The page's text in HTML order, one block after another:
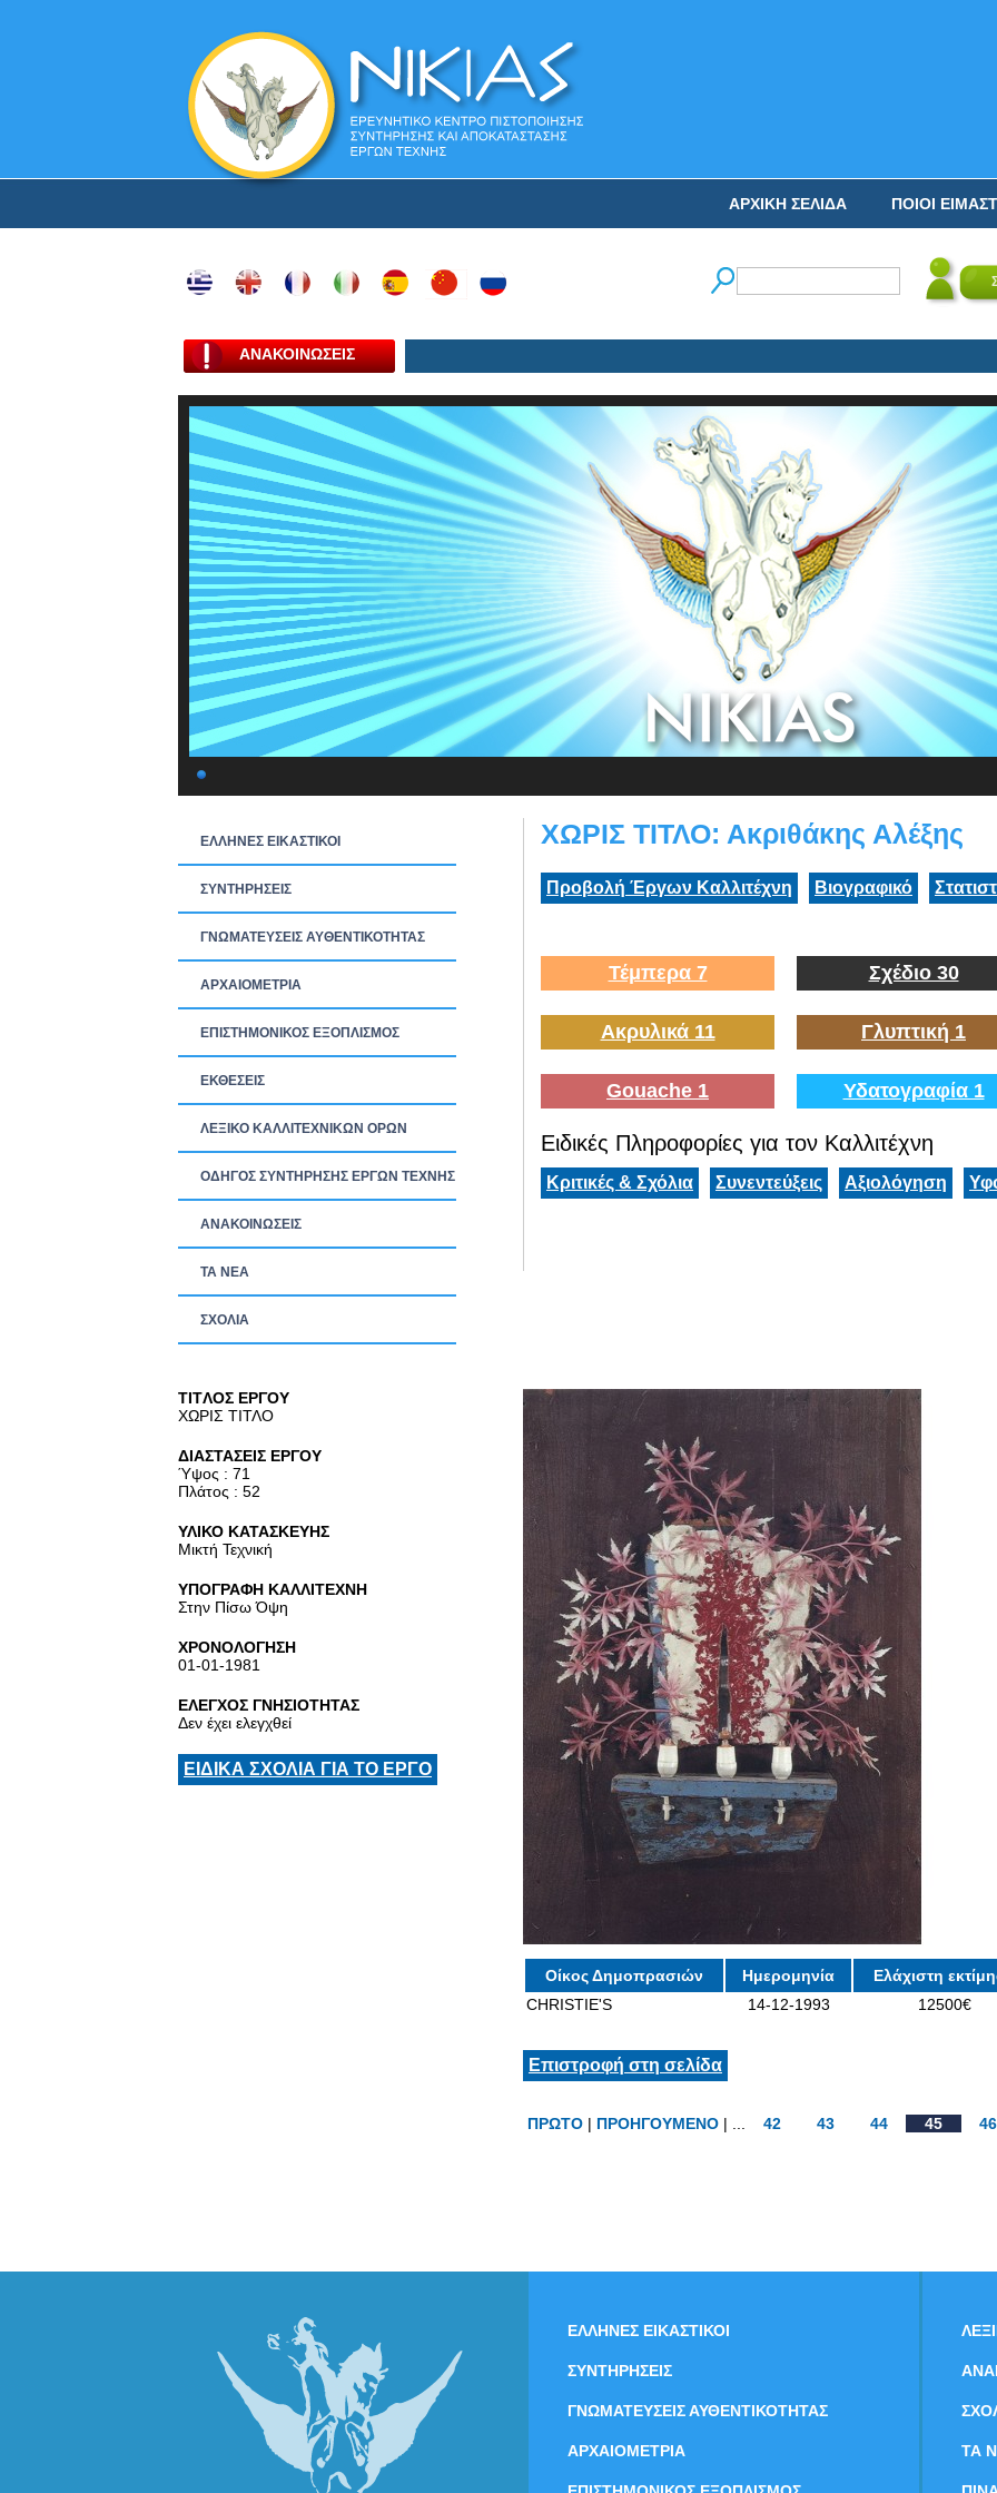
ΠΟΙΟΙ
ΑΡΧΙΚΗ ΣΕΛΙΔΑ
ΑΝΑΚΟΙΝΩΣΕΙΣ Ο
ΕΛΛΗΝΕΣ ΕΙΚΑΣΤΙΚΟΙ
ΣΥΝΤΗΡΗΣΕΙΣ
ΓΝΩΜΑΤΕΥΣΕΙΣ ΑΥΘΕΝΤΙΚΟΤΗΤΑΣ
ΑΡΧΑΙΟΜΕΤΡΙΑ
ΕΠΙΣΤΗΜΟΝΙΚΟΣ ΕΞΟΠΛΙΣΜΟΣ
ΕΚΘΕΣΕΙΣ
ΛΕΞΙΚΟ ΚΑΛΛΙΤΕΧΝΙΚΩΝ ΟΡΩΝ
ΟΔΗΓΟΣ ΣΥΝΤΗΡΗΣΗΣ ΕΡΓΩΝ ΤΕΧΝΗΣ
ΑΝΑΚΟΙΝΩΣΕΙΣ
ΤΑ ΝEΑ
ΣΧΟΛΙΑ
ΧΩΡΙΣ ΤΙΤΛΟ: Ακριθάκης Αλέξης
Προβολή Έργων Καλλιτέχνη Βιογραφικό
Τέμπερα 7 Σχέδιο 30
Ακρυλικά 11 Γλυπτική 1
Gouache 1 Υδατογραφία 1
Ειδικές Πληροφορίες για τον Καλλιτέχνη
Κριτικές & Σχόλια Συνεντεύξεις Αξιολόγηση
TITΛΟΣ ΕΡΓΟΥ
ΧΩΡΙΣ ΤΙΤΛΟ
ΔΙΑΣΤΑΣΕΙΣ ΕΡΓΟΥ
Ύψος : 71
Πλάτος : 52
ΥΛΙΚΟ ΚΑΤΑΣΚΕΥΗΣ
Μικτή Τεχνική
ΥΠΟΓΡΑΦΗ ΚΑΛΛΙΤΕΧΝΗ
Στην Πίσω Όψη
ΧΡΟΝΟΛΟΓΗΣΗ
01-01-1981
ΕΛΕΓΧΟΣ ΓΝΗΣΙΟΤΗΤΑΣ
Δεν έχει ελεγχθεί
ΕΙΔΙΚΑ ΣΧΟΛΙΑ ΓΙΑ ΤΟ ΕΡΓΟ
Οίκος Δημοπρασιών Ημερομηνία Ελάχιστη
CHRISTIE'S
14-12-1993 12500€
Επιστροφή στη σελίδα
ΠΡΩΤΟ | ΠΡΟΗΓΟΥΜΕΝΟ | ... 42 43 44 45 46
ΕΛΛΗΝΕΣ ΕΙΚΑΣΤΙΚΟΙ
ΣΥΝΤΗΡΗΣΕΙΣ
ΓΝΩΜΑΤΕΥΣΕΙΣ ΑΥΘΕΝΤΙΚΟΤΗΤΑΣ
ΑΡΧΑΙΟΜΕΤΡΙΑ ΤΑ